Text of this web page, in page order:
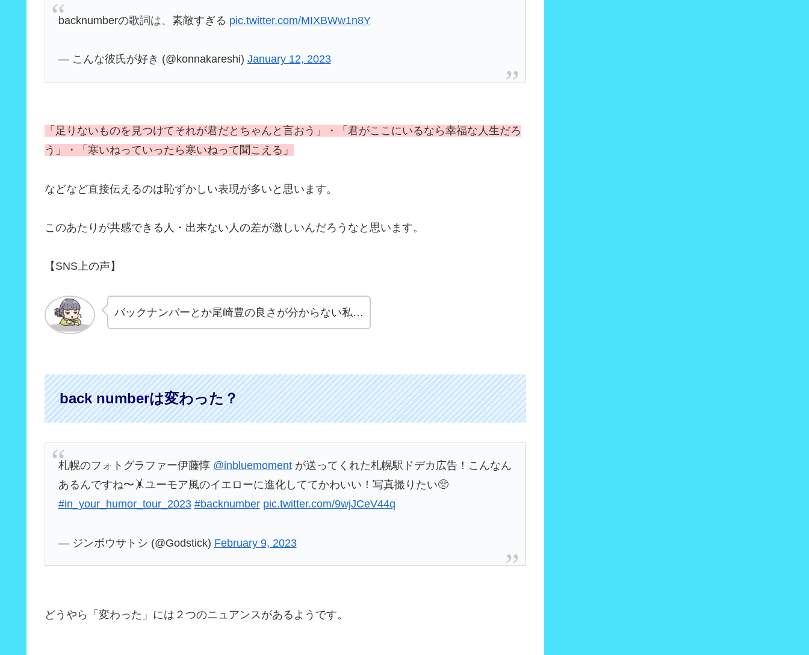
backnumberの歌詞は、素敵すぎる pic.twitter.com/MIXBWw1n8Y
— こんな彼氏が好き (@konnakareshi) January 12, 2023
「足りないものを見つけてそれが君だとちゃんと言おう」・「君がここにいるなら幸福な人生だろ
う」・「寒いねっていったら寒いねって聞こえる」
などなど直接伝えるのは恥ずかしい表現が多いと思います。
このあたりが共感できる人・出来ない人の差が激しいんだろうなと思います。
【SNS上の声】
バックナンバーとか尾崎豊の良さが分からない私…
back numberは変わった？
札幌のフォトグラファー伊藤惇 @inbluemomentが送ってくれた札幌駅ドデカ広告！こんなん
あるんですね〜🤸ユーモア風のイエローに進化しててかわいい！写真撮りたい🥺
#in_your_humor_tour_2023 #backnumber pic.twitter.com/9wjJCeV44q
— ジンボウサトシ (@Godstick) February 9, 2023
どうやら「変わった」には２つのニュアンスがあるようです。